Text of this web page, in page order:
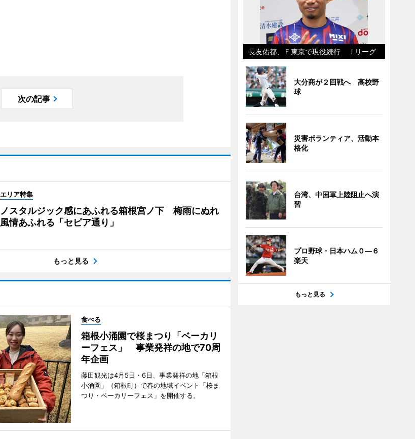
次の記事
エリア特集
ノスタルジック感にあふれる箱根宮ノ下 梅雨にぬれ
風情あふれる「セピア通り」
もっと見る
食べる
箱根小涌園で桜まつり「ベーカリ
ーフェス」 事業発祥の地で70周
年企画
藤田観光は4月5日・6日、事業発祥の地「箱根
小涌園」（箱根町）で春の地域イベント「桜ま
つり・ベーカリーフェス」を開催する。
長友佑都、Ｆ東京で現役続行 Ｊリーグ
大分商が２回戦へ 高校野
球
災害ボランティア、活動本
格化
台湾、中国軍上陸阻止へ演
習
プロ野球・日本ハム０―６
楽天
もっと見る